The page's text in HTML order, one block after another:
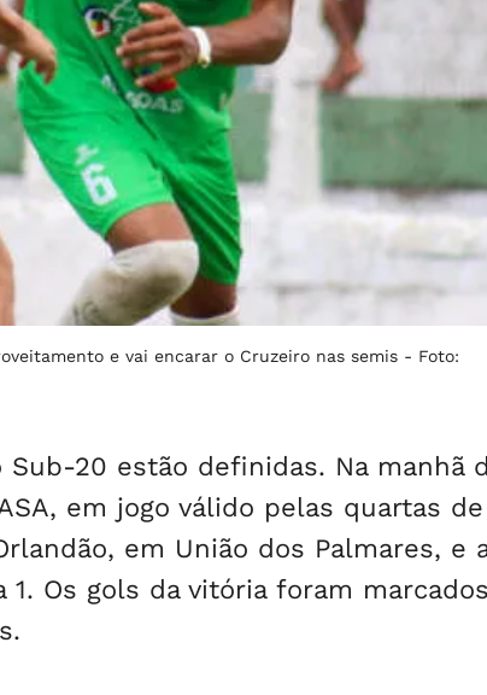
e vai encarar o Cruzeiro nas semis - Foto:
20 estão definidas. Na manhã
em jogo válido pelas quartas
em União dos Palmares, e
Os gols da vitória foram